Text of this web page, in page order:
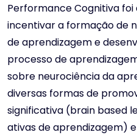
Performance Cognitiva
incentivar a formação de
de aprendizagem e
processo de
sobre neurociência da
diversas formas de
significativa (brain based
ativas de aprendizagem)